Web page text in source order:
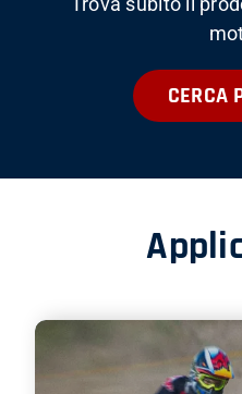
LAVORA CON NOI
SHOP
CERCA